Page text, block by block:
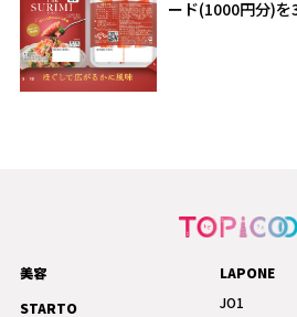
ード(1000円分)を
美容
STARTO
LAPONE
JO1